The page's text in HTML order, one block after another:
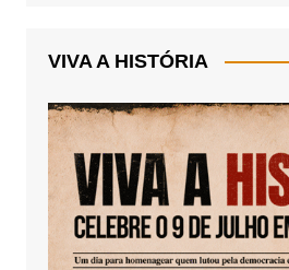
VIVA A HISTÓRIA